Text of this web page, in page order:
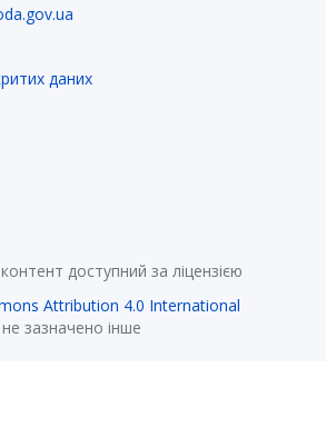
даних
доступний за ліцензією
Attribution 4.0 International
зазначено інше